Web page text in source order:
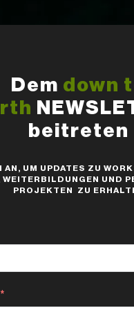
Dem down
beitreten
AN, UM UPDATES ZU
WEITERBILDUNGEN UND
PROJEKTEN ZU